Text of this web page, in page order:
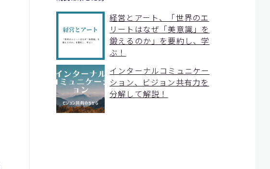
経営とアート、「世界のエ
リートはなぜ「美意識」を
鍛えるのか」を要約し、学
ぶ！
インターナルコミュニケー
ション、ビジョン共有力を
分解して解説！